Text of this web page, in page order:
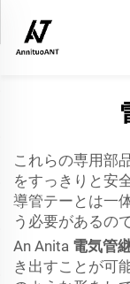
これらの専用部
をすっきりと安
導管テーとは一
う必要があるの
An Anita 電気管
き出すことが可